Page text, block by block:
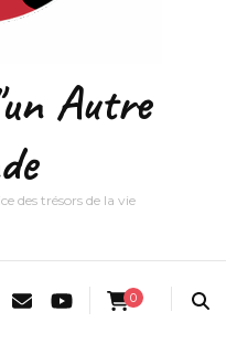
Autre
des trésors de la vie
0